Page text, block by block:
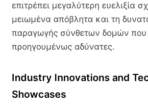
επιτρέπει μεγαλύτερη ευελιξία
μειωμένα απόβλητα και τη
παραγωγής σύνθετων δομών που
προηγουμένως αδύνατες.
Industry Innovations and
Showcases